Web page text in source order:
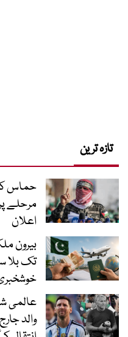
تازہ ترین
حماس
مرحلے
اعلان
تک بلا
عالمی